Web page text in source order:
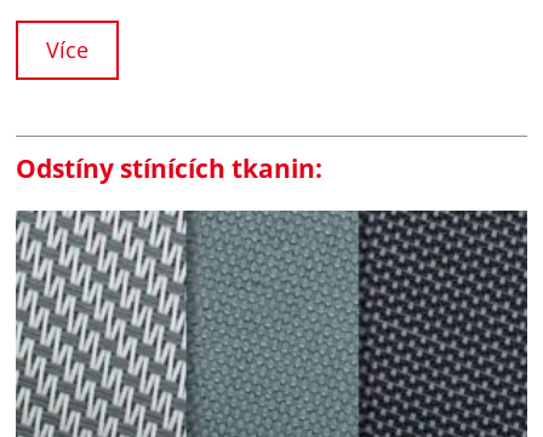
Více
Odstíny stínících tkanin: